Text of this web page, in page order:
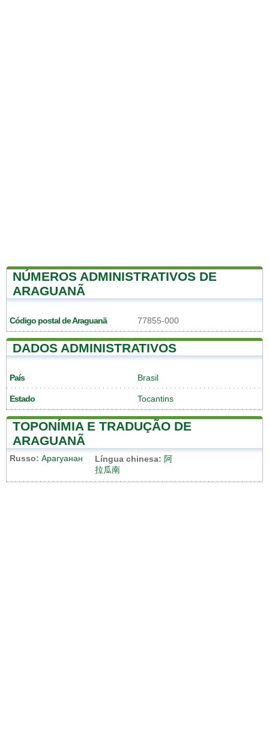
NÚMEROS ADMINISTRATIVOS DE
ARAGUANÃ
Código postal de Araguanã 77855-000
DADOS ADMINISTRATIVOS
País Brasil
Estado Tocantins
TOPONÍMIA E TRADUÇÃO DE
ARAGUANÃ
Russo: Арагуанан Língua chinesa: 阿
拉瓜南